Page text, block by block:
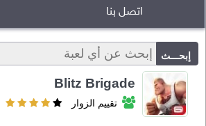
اتصل بنا
Blitz Brigade
تقييم الزوار